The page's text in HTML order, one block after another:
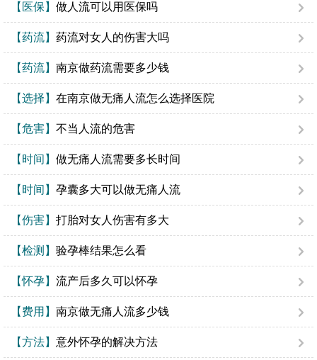
【医保】 做人流可以用医保吗
【药流】 药流对女人的伤害大吗
【药流】 南京做药流需要多少钱
【选择】 在南京做无痛人流怎么选择医院
【危害】 不当人流的危害
【时间】 做无痛人流需要多长时间
【时间】 孕囊多大可以做无痛人流
【伤害】 打胎对女人伤害有多大
【检测】 验孕棒结果怎么看
【怀孕】 流产后多久可以怀孕
【费用】 南京做无痛人流多少钱
【方法】 意外怀孕的解决方法